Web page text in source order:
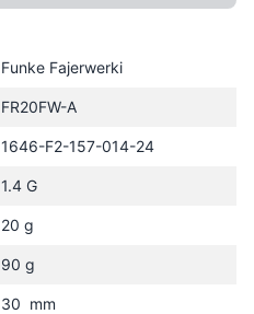
Funke Fajerwerki
FR20FW-A
1646-F2-157-014-24
1.4 G
20 g
90 g
30 mm